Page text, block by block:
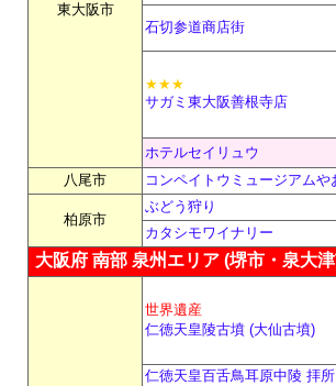
東大阪市
石切参道商店街
★★★
サガミ東大阪善根寺店
ホテルセイリュウ
八尾市
コンペイトウミュージアムや
柏原市
ぶどう狩り
カタシモワイナリー
大阪府 南部 泉州エリア (堺市・泉大
世界遺産
仁徳天皇陵古墳 (大仙古墳)
仁徳天皇百舌鳥耳原中陵 拝所